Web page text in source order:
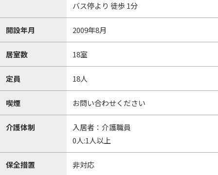
バス停より 徒歩 1分
開設年月 2009年8月
居室数 18室
定員 18人
喫煙 お問い合わせください
介護体制
入居者：介護職員
0人:1人以上
保全措置 非対応